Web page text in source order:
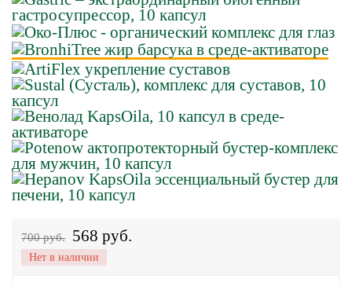
700 руб. 568 руб.
Нет в наличии